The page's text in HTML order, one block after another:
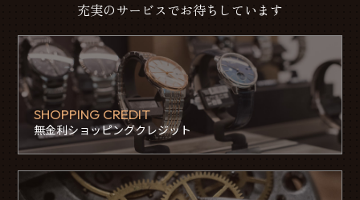
充実のサービスでお待ちしています
SHOPPING CREDIT
無金利ショッピングクレジット